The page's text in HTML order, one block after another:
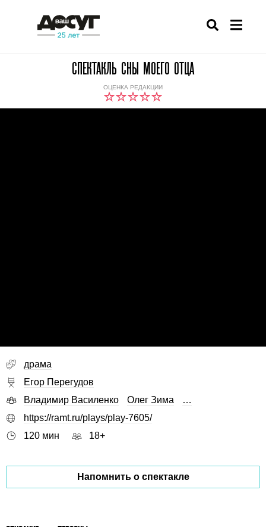
СПЕКТАКЛЬ СНЫ МОЕГО ОТЦА
ОЦЕНКА РЕДАКЦИИ
драма
Егор Перегудов
Владимир Василенко
Олег Зима
…
https://ramt.ru/plays/play-7605/
120 мин
18+
Напомнить о спектакле